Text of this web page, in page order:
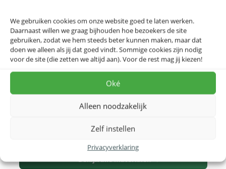
We gebruiken cookies om onze website goed te laten werken.
Daarnaast willen we graag bijhouden hoe bezoekers de site
gebruiken, zodat we hem steeds beter kunnen maken, maar dat
doen we alleen als jij dat goed vindt. Sommige cookies zijn nodig
voor de site (die zetten we altijd aan). Voor de rest mag jij kiezen!
Oké
Alleen noodzakelijk
Zelf instellen
Privacyverklaring
Product beoordeling
Groningen – Architectuur – Poster
Dit ontwerp geeft de mooiste architectonische
hoogstandjes weer van de stad Groningen .
Waarom kiezen als je ze allemaal op één ontwerp kan
Dit ontwerp op akoestisch doek, IXXI of canvas?
Bekijk alle materialen →